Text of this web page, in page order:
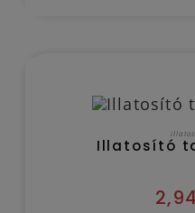
illatos
Illatosító